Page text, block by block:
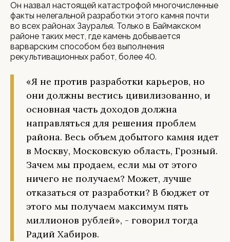
Он назвал настоящей катастрофой многочисленные
факты нелегальной разработки этого камня почти
во всех районах Зауралья. Только в Баймакском
районе таких мест, где камень добывается
варварским способом без выполнения
рекультивационных работ, более 40.
«Я не против разработки карьеров, но
они должны вестись цивилизованно, и
основная часть доходов должна
направляться для решения проблем
района. Весь объем добытого камня идет
в Москву, Московскую область, Грозный.
Зачем мы продаем, если мы от этого
ничего не получаем? Может, лучше
отказаться от разработки? В бюджет от
этого мы получаем максимум пять
миллионов рублей», - говорил тогда
Радий Хабиров.